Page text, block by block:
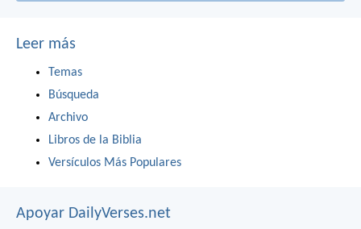
Leer más
Temas
Búsqueda
Archivo
Libros de la Biblia
Versículos Más Populares
Apoyar DailyVerses.net